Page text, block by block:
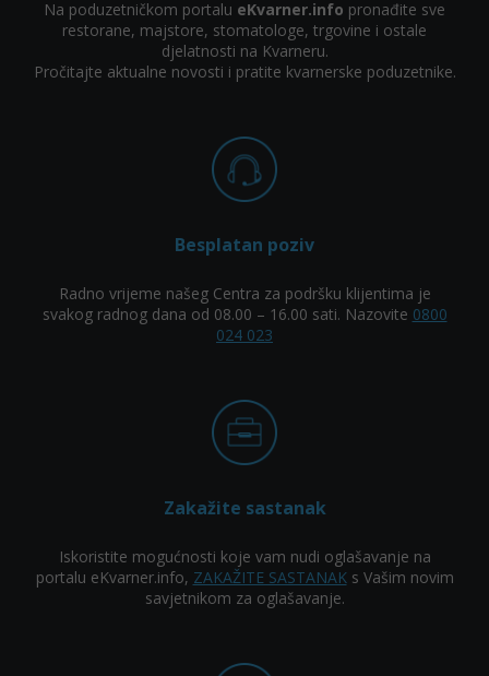
Na poduzetničkom portalu eKvarner.info pronađite sve
restorane, majstore, stomatologe, trgovine i ostale
djelatnosti na Kvarneru.
Pročitajte aktualne novosti i pratite kvarnerske poduzetnike.
Besplatan poziv
Radno vrijeme našeg Centra za podršku klijentima je
svakog radnog dana od 08.00 – 16.00 sati. Nazovite 0800
024 023
Zakažite sastanak
Iskoristite mogućnosti koje vam nudi oglašavanje na
portalu eKvarner.info, ZAKAŽITE SASTANAKs Vašim novim
savjetnikom za oglašavanje.